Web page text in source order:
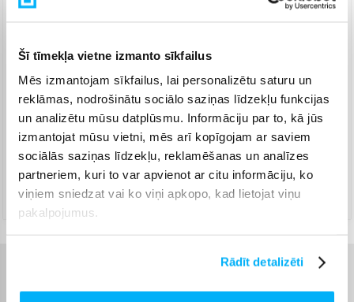
Šī tīmekļa vietne izmanto sīkfailus
Mēs izmantojam sīkfailus, lai personalizētu saturu un
reklāmas, nodrošinātu sociālo saziņas līdzekļu funkcijas
un analizētu mūsu datplūsmu. Informāciju par to, kā jūs
izmantojat mūsu vietni, mēs arī kopīgojam ar saviem
sociālās saziņas līdzekļu, reklamēšanas un analīzes
partneriem, kuri to var apvienot ar citu informāciju, ko
viņiem sniedzat vai ko viņi apkopo, kad lietojat viņu
pakalpojumus.
Rādīt detalizēti
Omniva pakomāts (3,99 €)
Augusts 19d. - Augusts 25d.
Smartposti pakomāts (2,99 €)
Augusts 19d. - Augusts 25d.
DPD pakomāts (4,99 €)
Augusts 19d. - Augusts 25d.
DPD kurjers (5,99 €)
Augusts 19d. - Augusts 26d.